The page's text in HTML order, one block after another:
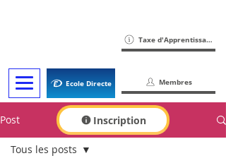
Ecole Directe
Taxe d'Apprentissage
Membres
Inscription
Post
Tous les posts